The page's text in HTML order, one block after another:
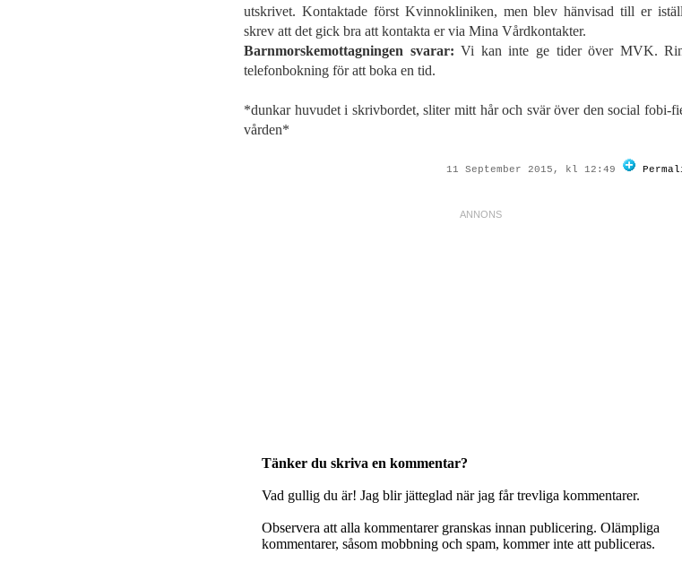
utskrivet. Kontaktade först Kvinnokliniken, men blev hänvisad till er
skrev att det gick bra att kontakta er via Mina Vårdkontakter.
Barnmorskemottagningen svarar: Vi kan inte ge tider över MVK.
telefonbokning för att boka en tid.
*dunkar huvudet i skrivbordet, sliter mitt hår och svär över den social fobi-
vården*
11 September 2015, kl 12:49
Tänker du skriva en kommentar?
Vad gullig du är! Jag blir jätteglad när jag får trevliga kommentarer.
Observera att alla kommentarer granskas innan publicering. Olämpliga
kommentarer, såsom mobbning och spam, kommer inte att publiceras.